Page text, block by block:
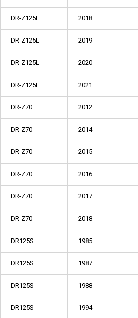
DR-Z125L 2018
DR-Z125L 2019
DR-Z125L 2020
DR-Z125L 2021
DR-Z70 2012
DR-Z70 2014
DR-Z70 2015
DR-Z70 2016
DR-Z70 2017
DR-Z70 2018
DR125S 1985
DR125S 1987
DR125S 1988
DR125S 1994